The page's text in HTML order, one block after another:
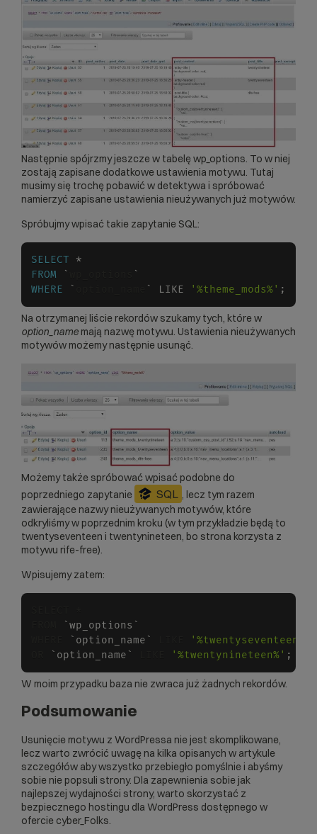
Następnie spójrzmy jeszcze w tabelę wp_options. To w niej
zostają zapisane dodatkowe ustawienia motywu. Tutaj
musimy się trochę pobawić w detektywa i spróbować
namierzyć zapisane ustawienia nieużywanych już motywów.
Spróbujmy wpisać takie zapytanie SQL:
SELECT
*
FROM
`
`
WHERE
` ` LIKE '%theme_mods%' ;
Na otrzymanej liście rekordów szukamy tych, które w
option_name mają nazwę motywu. Ustawienia nieużywanych
motywów możemy następnie usunąć.
Możemy także spróbować wpisać podobne do
poprzedniego zapytanie
SQL
, lecz tym razem
zawierające nazwy nieużywanych motywów, które
odkryliśmy w poprzednim kroku (w tym przykładzie będą to
twentyseventeen i twentynineteen, bo strona korzysta z
motywu rife-free).
Wpisujemy zatem:
`wp_options `
` option_name `
'%twentyseventeen%'
` option_name ` '%twentynineteen%' ;
W moim przypadku baza nie zwraca już żadnych rekordów.
Podsumowanie
Usunięcie motywu z WordPressa nie jest skomplikowane,
lecz warto zwrócić uwagę na kilka opisanych w artykule
szczegółów aby wszystko przebiegło pomyślnie i abyśmy
sobie nie popsuli strony. Dla zapewnienia sobie jak
najlepszej wydajności strony, warto skorzystać z
bezpiecznego hostingu dla WordPress dostępnego w
ofercie cyber_Folks.